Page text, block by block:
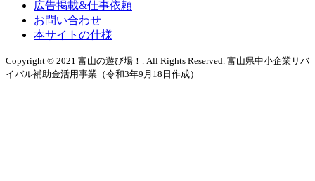
広告掲載&仕事依頼
お問い合わせ
本サイトの仕様
Copyright © 2021 富山の遊び場！. All Rights Reserved. 富山県中小企業リバ
イバル補助金活用事業（令和3年9月18日作成）